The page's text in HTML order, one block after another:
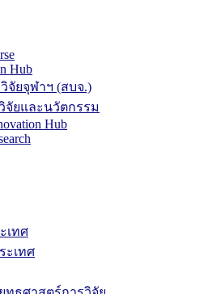
Hub
จัยจุฬาฯ (สบจ.)
จัยและนวัตกรรม
Hub
เทศ
ะเทศ